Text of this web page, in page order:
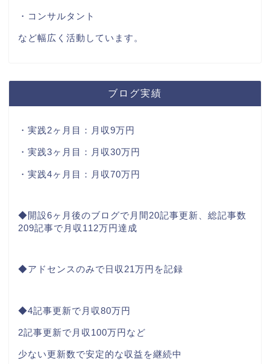
・コンサルタント
など幅広く活動しています。
ブログ実績
・実践2ヶ月目：月収9万円
・実践3ヶ月目：月収30万円
・実践4ヶ月目：月収70万円
◆開設6ヶ月後のブログで月間20記事更新、総記事数
209記事で月収112万円達成
◆アドセンスのみで日収21万円を記録
◆4記事更新で月収80万円
2記事更新で月収100万円など
少ない更新数で安定的な収益を継続中